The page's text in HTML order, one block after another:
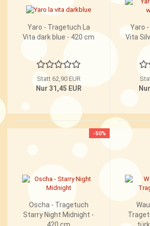
Yaro - Tragetuch La
Vita dark blue - 420 cm
Statt 62,90 EUR
Nur 31,45 EUR
Yaro
Vita
-50%
Oscha - Tragetuch
Starry Night Midnight -
420 cm